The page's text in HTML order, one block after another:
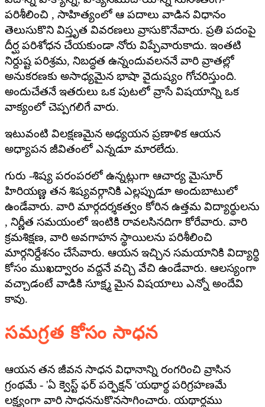
పరిశీలించి , సాహిత్యంలో ఆ పదాలు వాడిన విధానం
తెలుసుకొని విస్తృత వివరణలు వ్రాసుకొనేవారు. ప్రతి పదంపై
దీర్ఘ పరిశోధన చేయకుండా నోరు విప్పేవారుకాదు. ఇంతటి
నిర్దుష్ట పరిశ్రమ, నిబద్ధత ఉన్నందువలననే వారి వ్రాతల్లో
అనుకరణకు అసాధ్యమైన భాషా వైదుష్యం గోచరిస్తుంది.
అందుచేతనే ఇతరులు ఒక పుటలో వ్రాసే విషయాన్ని ఒక
వాక్యంలో చెప్పగలిగే వారు.
ఇటువంటి విలక్షణమైన అధ్యయన ప్రణాళిక ఆయన
అధ్యాపన జీవితంలో ఎన్నడూ మారలేదు.
గురు -శిష్య పరంపరలో ఉన్నట్లుగా ఆచార్య మైసూర్
హిరియణ్ణ తన శిష్యవర్గానికి ఎల్లప్పుడూ అందుబాటులో
ఉండేవారు. వారి మార్గదర్శకత్వం కోరిన ఉత్తమ విద్యార్థులను
, నిర్ణీత సమయంలో ఇంటికి రావలసినదిగా కోరేవారు. వారి
క్రమశిక్షణ, వారి అవగాహన స్థాయిలను పరిశీలించి
మార్గనిర్దేశనం చేసేవారు. ఆయన ఇచ్చిన సమయానికి విద్యార్థి
కోసం ముఖద్వారం వద్దనే వచ్చి వేచి ఉండేవారు. ఆలస్యంగా
వచ్చాడంటే వాడికి సూక్ష్మ మైన విషయాలు ఎన్నో అందేవి
కావు.
సమగ్రత కోసం సాధన
ఆయన తన జీవన సాధన విధానాన్ని రంగరించి వ్రాసిన
గ్రంథమే - 'ఏ క్వెస్ట్ ఫర్ పర్ఫెక్షన్ 'యథార్థ పరిగ్రహణమే
లక్ష్యంగా వారి సాధననుకొనసాగించారు. యథార్థము